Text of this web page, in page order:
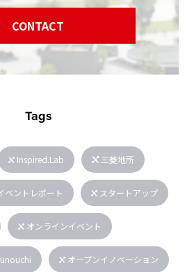
CONTACT
Tags
Inspired.Lab 三菱地所
ベントレポート スタートアップ
オンラインイベント
オープンイノベーション